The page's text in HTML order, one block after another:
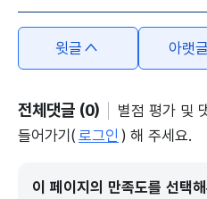
윗글 아랫글
전체댓글 (0)
별점 평가 및
들어가기( 로그인 ) 해 주세요.
이 페이지의 만족도를 선택